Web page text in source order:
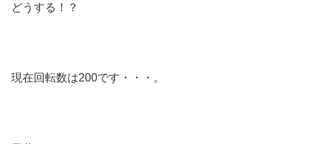
どうする！？
現在回転数は200です・・・。